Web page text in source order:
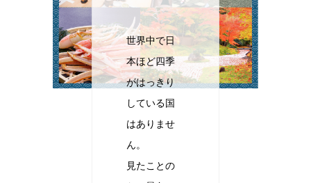
世界中で日
本ほど四季
がはっきり
している国
はありませ
ん。
見たことの